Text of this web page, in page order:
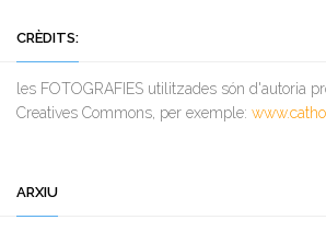
CRÈDITS:
les FOTOGRAFIES utilitzades són d'autoria
Creatives Commons, per exemple:
ARXIU